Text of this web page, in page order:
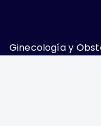
Ginecología y